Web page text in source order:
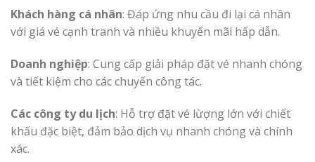
Khách hàng cá nhân: Đáp ứng nhu cầu đi lại cá nhân
với giá vé cạnh tranh và nhiều khuyến mãi hấp dẫn.
Doanh nghiệp: Cung cấp giải pháp đặt vé nhanh chóng
và tiết kiệm cho các chuyến công tác.
Các công ty du lịch: Hỗ trợ đặt vé lừợng lớn với chiết
khấu đặc biệt, đảm bảo dịch vụ nhanh chóng và chính
xác.